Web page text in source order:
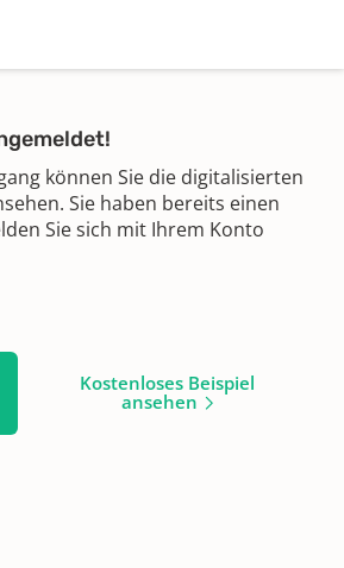
können Sie die digitalisierten
Sie haben bereits einen
Sie sich mit Ihrem Konto
Kostenloses Beispiel
ansehen